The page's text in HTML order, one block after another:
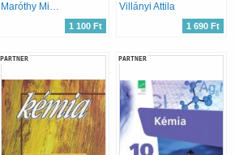
Maróthy Miklósné
1 100 Ft
Villányi Attila
1 690 Ft
PARTNER PARTNER